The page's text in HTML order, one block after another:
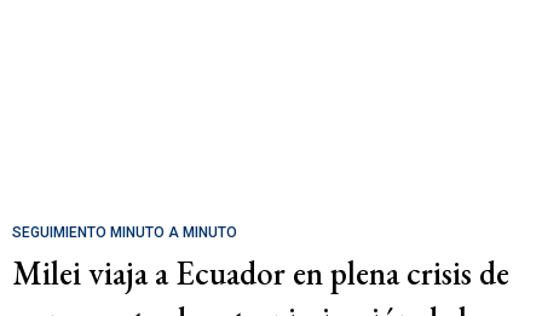
SEGUIMIENTO MINUTO A MINUTO
Milei viaja a Ecuador en plena crisis de